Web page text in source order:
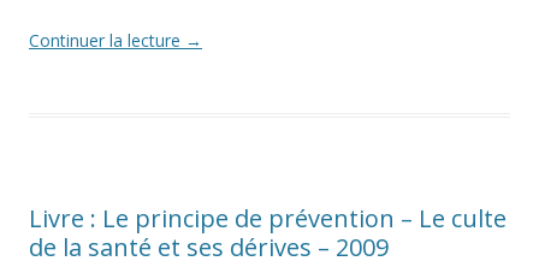
Continuer la lecture →
Livre : Le principe de prévention – Le culte
de la santé et ses dérives – 2009